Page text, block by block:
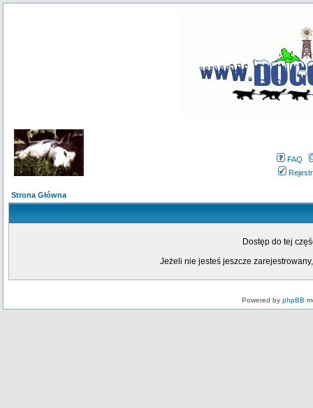
FAQ
Strona Główna
Dostęp do tej
Jeżeli nie jesteś jeszcze
Powered by phpBB